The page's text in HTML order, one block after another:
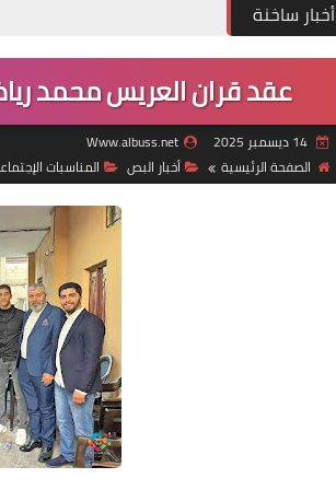
أخبار ساخنة
عقد قران العريس محمد
14 ديسمبر 2025
Www.albuss.net
الصفحة الرئيسية
أخبار ‏البص المناسبات